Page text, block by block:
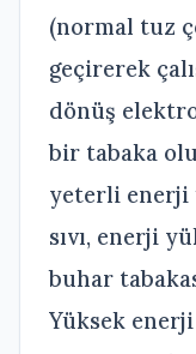
(normal tuz
geçirerek
dönüş
bir tabaka
yeterli enerji
sıvı, enerji
buhar
Yüksek